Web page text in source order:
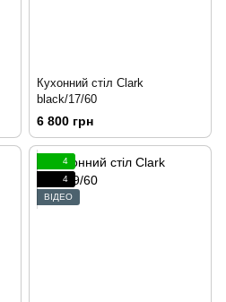
Кухонний стіл Clark
black/17/60
6 800 грн
4
4
ВІДЕО